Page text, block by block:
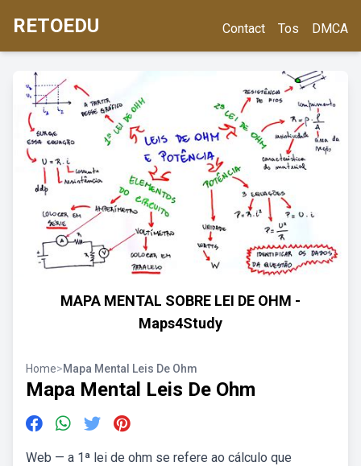
RETOEDU Contact Tos DMCA
MAPA MENTAL SOBRE LEI DE OHM -
Maps4Study
Home>Mapa Mental Leis De Ohm
Mapa Mental Leis De Ohm
Web — a 1ª lei de ohm se refere ao cálculo que